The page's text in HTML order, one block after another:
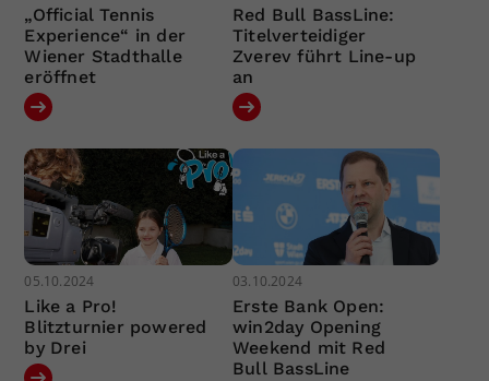
„Official Tennis
Experience“ in der
Wiener Stadthalle
eröffnet
Red Bull BassLine:
Titelverteidiger
Zverev führt Line-up
an
05.10.2024
Like a Pro!
Blitzturnier powered
by Drei
03.10.2024
Erste Bank Open:
win2day Opening
Weekend mit Red
Bull BassLine